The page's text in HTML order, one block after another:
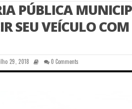
PÚBLICA
SEU VEÍCULO
29, 2018 0 Comments